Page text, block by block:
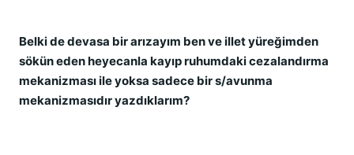
Belki de devasa bir arızayım ben ve illet yüreğimden
sökün eden heyecanla kayıp ruhumdaki cezalandırma
mekanizması ile yoksa sadece bir s/avunma
mekanizmasıdır yazdıklarım?